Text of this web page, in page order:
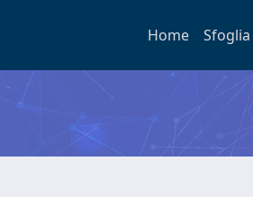
Home Sfoglia